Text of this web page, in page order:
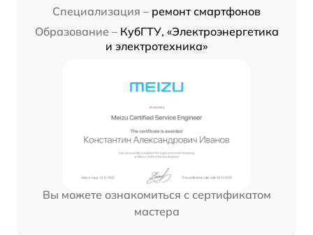
Специализация – ремонт смартфонов
Образование – КубГТУ, «Электроэнергетика
и электротехника»
Вы можете ознакомиться с сертификатом
мастера